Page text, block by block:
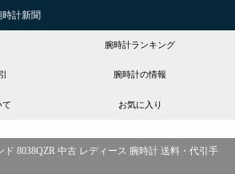
計新聞
腕時計ランキング
腕時計の情報
て お気に入り
8038QZR 中古 レディース 腕時計 送料・代引手